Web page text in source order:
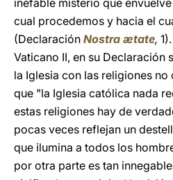
inefable misterio que
cual procedemos y hacia el
(Declaración Nostra ætate,
Vaticano II, en su Declaración
la Iglesia con las religiones
que "la Iglesia católica nada
estas religiones hay de
pocas veces reflejan un
que ilumina a todos los
por otra parte es tan